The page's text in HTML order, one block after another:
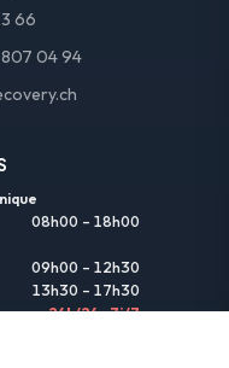
66
807 04 94
08h00 – 18h00
09h00 – 12h30
13h30 – 17h30
24h/24 • 7j/7